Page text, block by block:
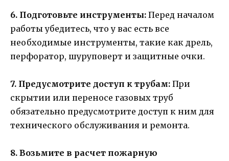
6. Подготовьте инструменты: Перед началом
работы убедитесь, что у вас есть все
необходимые инструменты, такие как дрель,
перфоратор, шуруповерт и защитные очки.
7. Предусмотрите доступ к трубам: При
скрытии или переносе газовых труб
обязательно предусмотрите доступ к ним для
технического обслуживания и ремонта.
8. Возьмите в расчет пожарную